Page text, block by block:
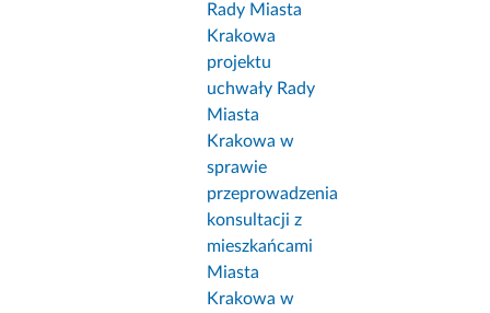
Rady Miasta
Krakowa
projektu
uchwały Rady
Miasta
Krakowa w
sprawie
przeprowadzenia
konsultacji z
mieszkańcami
Miasta
Krakowa w